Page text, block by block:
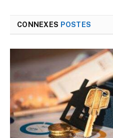
CONNEXES POSTES